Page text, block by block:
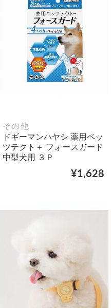
その他
ドギーマンハヤシ 薬用ペッ
ツテクト＋ フォースガード
中型犬用 ３Ｐ
¥1,628